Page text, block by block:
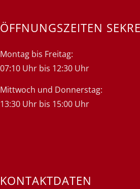
ÖFFNUNGSZEITEN
Montag bis Freitag:
07:10 Uhr bis 12:30 Uhr
Mittwoch und Donnerstag:
13:30 Uhr bis 15:00 Uhr
KONTAKTDATEN